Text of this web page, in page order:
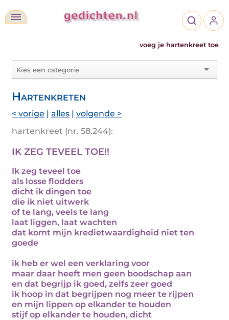
voeg je hartenkreet toe
Hartenkreten
< vorige | alles | volgende >
hartenkreet (nr. 58.244):
IK ZEG TEVEEL TOE!!
Ik zeg teveel toe
als losse flodders
dicht ik dingen toe
die ik niet uitwerk
of te lang, veels te lang
laat liggen, laat wachten
dat komt mijn kredietwaardigheid niet ten
goede
ik heb er wel een verklaring voor
maar daar heeft men geen boodschap aan
en dat begrijp ik goed, zelfs zeer goed
ik hoop in dat begrijpen nog meer te rijpen
en mijn lippen op elkander te houden
stijf op elkander te houden, dicht